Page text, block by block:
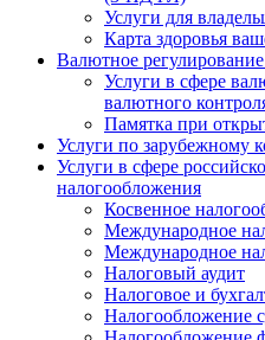
Услуги для
Карта здоровья
Валютное
Услуги в сфере
валютного
Памятка при
Услуги по зарубежному
Услуги в сфере
налогообложения
Косвенное
Международное
Международное
Налоговый аудит
Налоговое и
Налогообложение